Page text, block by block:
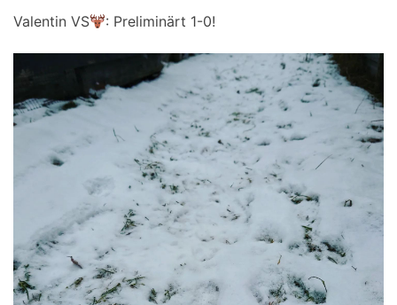
Valentin VS : Preliminärt 1-0!